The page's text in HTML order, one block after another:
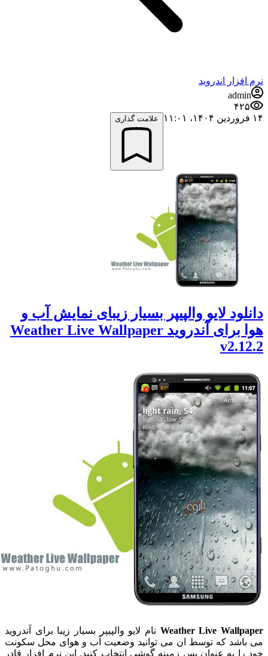
افزار اندروید
admin
۴۲۵
۱۴۰۴،‏ ۱۱:۰۱
علامت گذاری
لایو والپیپر بسیار زیبای نمایش آب و
هوا برای آندروید Weather Live Wallpaper
Weather Liveنام لایو والپیپر بسیار زیبا برای آندروید
باشد که توسط ان می توانید وضعیت آب و هوای محل سکونت
را به عنوان پس زمینه گوشی انتخاب کنید. این نرم افزار قادر